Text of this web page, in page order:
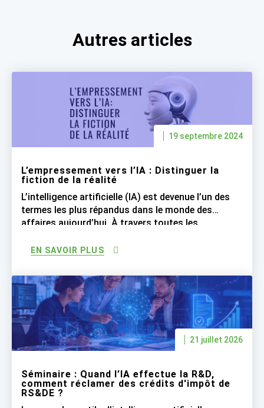
Autres articles
19 septembre 2024
L’empressement vers l’IA : Distinguer la
fiction de la réalité
L’intelligence artificielle (IA) est devenue l’un des
termes les plus répandus dans le monde des
affaires aujourd’hui. À travers toutes les
déclarer que leurs processus sont « basés sur l’IA
que l’IA soit une technologie révolutionnaire,
soyons réalistes quant à ce […]
EN SAVOIR PLUS
21 juillet 2026
Séminaire : Quand l’IA effectue la R&D,
comment réclamer des crédits d'impôt de
RS&DE ?